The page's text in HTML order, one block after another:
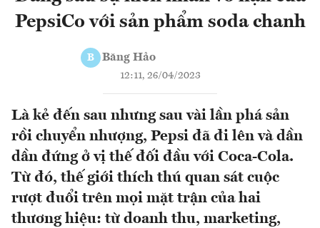
PepsiCo với sản phẩm soda chanh
B Băng Hảo
12:11, 26/04/2023
Là kẻ đến sau nhưng sau vài lần phá sản
rồi chuyển nhượng, Pepsi đã đi lên và dần
dần đứng ở vị thế đối đầu với Coca-Cola.
Từ đó, thế giới thích thú quan sát cuộc
rượt đuổi trên mọi mặt trận của hai
thương hiệu: từ doanh thu, marketing,